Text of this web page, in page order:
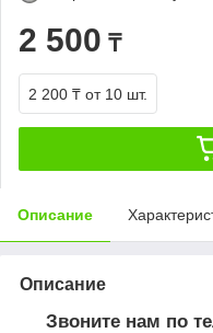
2 500 ₸
2 200 ₸ от 10 шт.
Описание
Описание
Звоните нам по